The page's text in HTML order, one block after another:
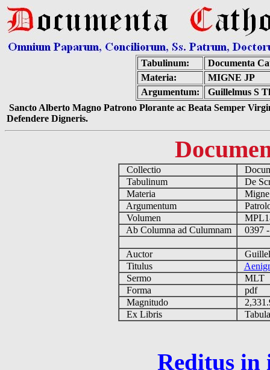
Tabulinum:
Documenta
Materia:
MIGNE JP
Argumentum:
Guillelmus S
Sancto Alberto Magno Patrono Plorante ac Beata Semper
Defendere Digneris.
Collectio
Tabulinum
De
Materia
Argumentum
Volumen
Ab Columna ad Culumnam
0397
Auctor
Titulus
Sermo
MLT
Forma
pdf
Magnitudo
Ex Libris
Reditus in